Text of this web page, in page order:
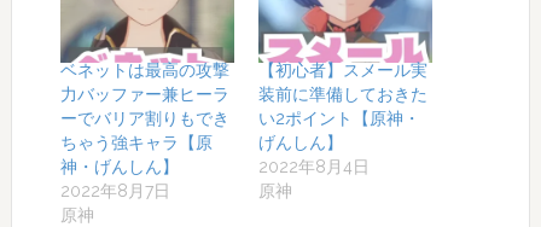
ベネットは最高の攻撃
力バッファー兼ヒーラ
ーでバリア割りもでき
ちゃう強キャラ【原
神・げんしん】
2022年8月7日
原神
【初心者】スメール実
装前に準備しておきた
い2ポイント【原神・
げんしん】
2022年8月4日
原神